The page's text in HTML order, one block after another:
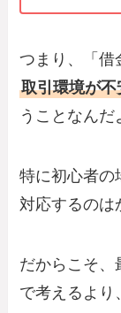
つまり、「借
取引環境が
うことなんだ
特に初心者の
対応するのは
だからこそ、
で考えるより